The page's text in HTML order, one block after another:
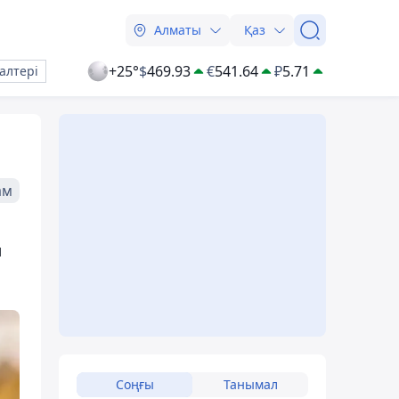
Алматы Қаз
+25°$469.93 €541.64 ₽5.71
Соңғы Танымал